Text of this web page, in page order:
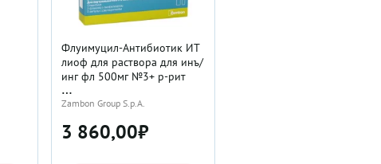
Флуимуцил-Антибиотик ИТ
лиоф для раствора для инъ/
инг фл 500мг №3+ р-рит
Zambon Group S.p.A.
3 860,00₽